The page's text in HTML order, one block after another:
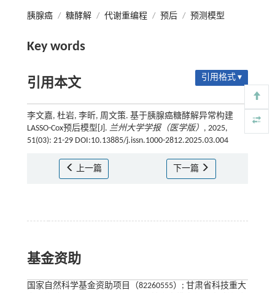
胰腺癌 / 糖酵解 / 代谢重编程 / 预后 / 预测模型
Key words
引用本文 引用格式 ▾
李文嘉, 杜岩, 李昕, 周文策. 基于胰腺癌糖酵解异常构建
LASSO-Cox预后模型[J]. 兰州大学学报（医学版） , 2025,
51(03): 21-29 DOI:10.13885/j.issn.1000-2812.2025.03.004
上一篇 下一篇
基金资助
国家自然科学基金资助项目（82260555）; 甘肃省科技重大